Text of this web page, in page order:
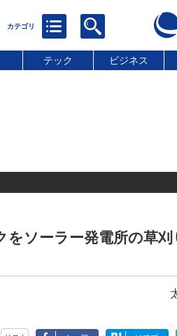
テック ビジネス
をソーラー発電所の草